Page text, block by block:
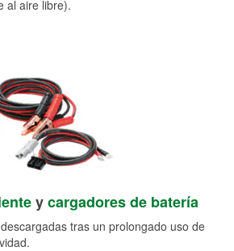
al aire libre).
ycargadores de batería
tras un prolongado uso de